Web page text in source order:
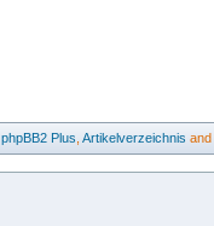
phpBB2 Plus Artikelverzeichnis and